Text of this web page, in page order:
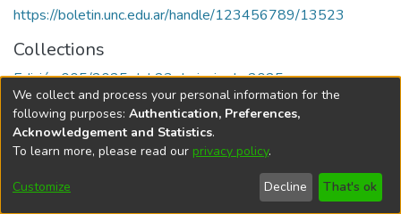
https://boletin.unc.edu.ar/handle/123456789/13523
Collections
Edición 005/2025 del 23 de junio de 2025
Universidad Nacional de Córdoba
We collect and process your personal information for the
following purposes: Authentication, Preferences,
Acknowledgement and Statistics.
To learn more, please read our privacy policy.
Customize Decline That's ok